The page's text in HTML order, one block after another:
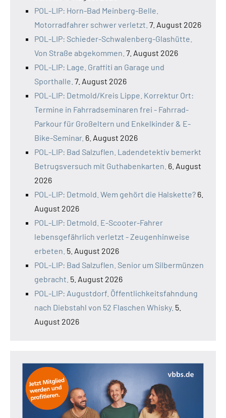
POL-LIP: Horn-Bad Meinberg-Belle.
Motorradfahrer schwer verletzt. 7. August 2026
POL-LIP: Schieder-Schwalenberg-Glashütte.
Von Straße abgekommen. 7. August 2026
POL-LIP: Lage. Graffiti an Garage und
Sporthalle. 7. August 2026
POL-LIP: Detmold/Kreis Lippe. Korrektur Ort:
Termine in Fahrradseminaren frei - Fahrrad-
Parkour für Großeltern und Enkelkinder & E-
Bike-Seminar. 6. August 2026
POL-LIP: Bad Salzuflen. Ladendetektiv bemerkt
Betrugsversuch mit Guthabenkarten. 6. August
2026
POL-LIP: Detmold. Wem gehört die Halskette? 6.
August 2026
POL-LIP: Detmold. E-Scooter-Fahrer
lebensgefährlich verletzt - Zeugenhinweise
erbeten. 5. August 2026
POL-LIP: Bad Salzuflen. Senior um Silbermünzen
gebracht. 5. August 2026
POL-LIP: Augustdorf. Öffentlichkeitsfahndung
nach Diebstahl von 52 Flaschen Whisky. 5.
August 2026